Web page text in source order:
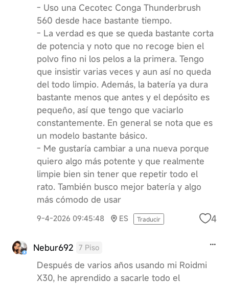
- Uso una Cecotec Conga Thunderbrush
560 desde hace bastante tiempo.
- La verdad es que se queda bastante corta
de potencia y noto que no recoge bien el
polvo fino ni los pelos a la primera. Tengo
que insistir varias veces y aun así no queda
del todo limpio. Además, la batería ya dura
bastante menos que antes y el depósito es
pequeño, así que tengo que vaciarlo
constantemente. En general se nota que es
un modelo bastante básico.
- Me gustaría cambiar a una nueva porque
quiero algo más potente y que realmente
limpie bien sin tener que repetir todo el
rato. También busco mejor batería y algo
más cómodo de usar
9-4-2026 09:45:48 ES Traducir 4
Nebur692 7 Piso
Después de varios años usando mi Roidmi
X30, he aprendido a sacarle todo el